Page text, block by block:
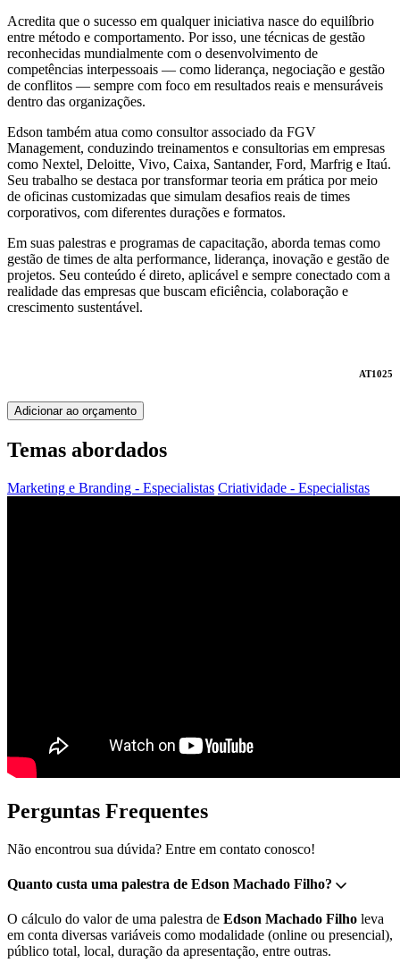
Acredita que o sucesso em qualquer iniciativa nasce do equilíbrio
entre método e comportamento. Por isso, une técnicas de gestão
reconhecidas mundialmente com o desenvolvimento de
competências interpessoais — como liderança, negociação e gestão
de conflitos — sempre com foco em resultados reais e mensuráveis
dentro das organizações.
Edson também atua como consultor associado da FGV
Management, conduzindo treinamentos e consultorias em empresas
como Nextel, Deloitte, Vivo, Caixa, Santander, Ford, Marfrig e Itaú.
Seu trabalho se destaca por transformar teoria em prática por meio
de oficinas customizadas que simulam desafios reais de times
corporativos, com diferentes durações e formatos.
Em suas palestras e programas de capacitação, aborda temas como
gestão de times de alta performance, liderança, inovação e gestão de
projetos. Seu conteúdo é direto, aplicável e sempre conectado com a
realidade das empresas que buscam eficiência, colaboração e
crescimento sustentável.
AT1025
Adicionar ao orçamento
Temas abordados
Marketing e Branding - Especialistas Criatividade - Especialistas
Perguntas Frequentes
Não encontrou sua dúvida? Entre em contato conosco!
Quanto custa uma palestra de Edson Machado Filho?
O cálculo do valor de uma palestra de Edson Machado Filho leva
em conta diversas variáveis como modalidade (online ou presencial),
público total, local, duração da apresentação, entre outras.